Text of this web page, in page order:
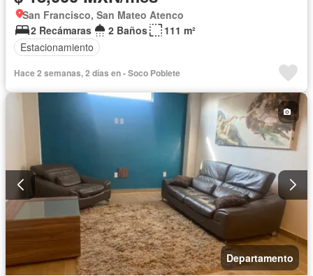
San Francisco, San Mateo Atenco
2 Recámaras
2 Baños
111 m²
Estacionamiento
Hace 2 semanas, 2 días en - Soco Poblete
Departamento